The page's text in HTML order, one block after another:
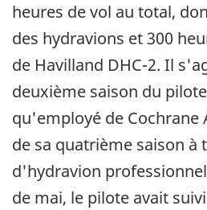
heures de vol au total,
des hydravions et 300
de Havilland DHC-2. Il
deuxième saison du
qu'employé de Cochrane
de sa quatrième saison à
d'hydravion
de mai, le pilote avait